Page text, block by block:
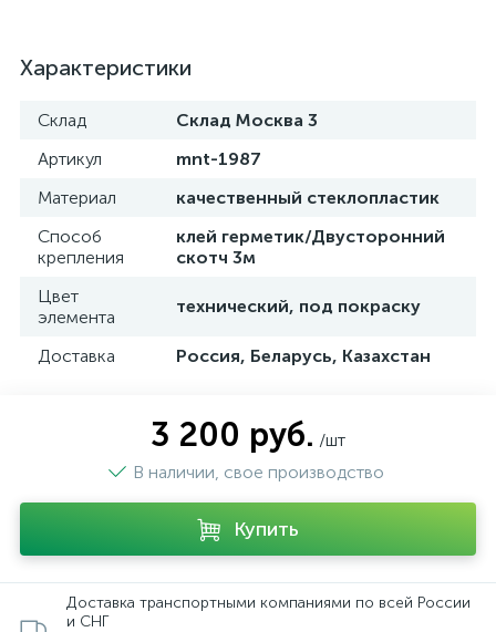
Характеристики
Склад
Склад Москва 3
Артикул
mnt-1987
Материал
качественный стеклопластик
Способ
крепления
клей герметик/Двусторонний
скотч 3м
Цвет
элемента
технический, под покраску
Доставка Россия, Беларусь, Казахстан
3 200 руб. /шт
В наличии, свое производство
Купить
Доставка транспортными компаниями по всей России
и СНГ